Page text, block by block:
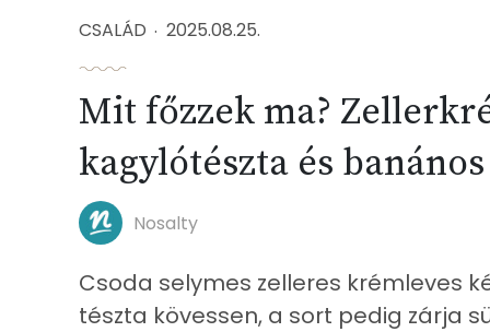
CSALÁD 2025.08.25.
Mit főzzek ma?
kagylótészta és
Nosalty
Csoda selymes zelleres krémleves
tészta kövessen, a sort pedig zárja